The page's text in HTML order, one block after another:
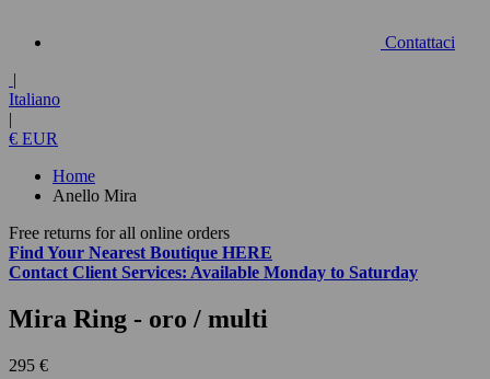
Contattaci
|
Italiano
|
€ EUR
Home
Anello Mira
Free returns for all online orders
Find Your Nearest Boutique HERE
Contact Client Services: Available Monday to Saturday
Mira Ring - oro / multi
295 €